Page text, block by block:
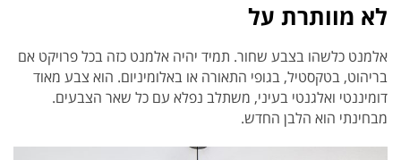
לא מוותרת על
אלמנט כלשהו בצבע שחור. תמיד יהיה אלמנט כזה בכל פרויקט אם
בריהוט, בטקסטיל, בגופי התאורה או באלומיניום. הוא צבע מאוד
דומיננטי ואלגנטי בעיני, משתלב נפלא עם כל שאר הצבעים.
מבחינתי הוא הלבן החדש.